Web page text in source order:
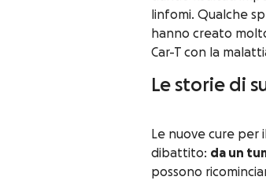
linfomi. Qualche
hanno creato
Car-T con la
Le storie di
Le nuove cure per
dibattito: da un
possono